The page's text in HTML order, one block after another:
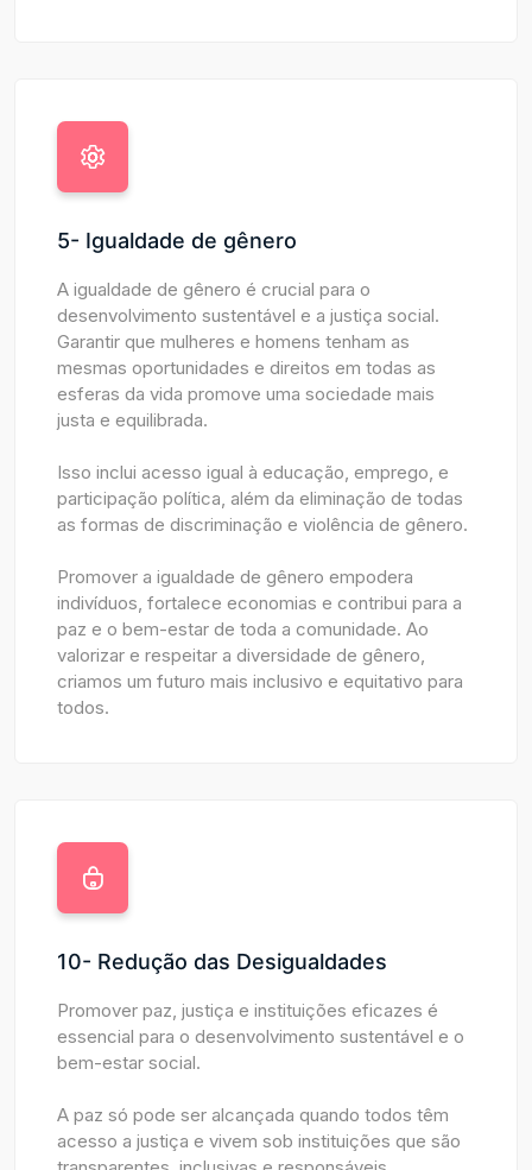
5- Igualdade de gênero
A igualdade de gênero é crucial para o
desenvolvimento sustentável e a justiça social.
Garantir que mulheres e homens tenham as
mesmas oportunidades e direitos em todas as
esferas da vida promove uma sociedade mais
justa e equilibrada.
Isso inclui acesso igual à educação, emprego, e
participação política, além da eliminação de todas
as formas de discriminação e violência de gênero.
Promover a igualdade de gênero empodera
indivíduos, fortalece economias e contribui para a
paz e o bem-estar de toda a comunidade. Ao
valorizar e respeitar a diversidade de gênero,
criamos um futuro mais inclusivo e equitativo para
todos.
10- Redução das Desigualdades
Promover paz, justiça e instituições eficazes é
essencial para o desenvolvimento sustentável e o
bem-estar social.
A paz só pode ser alcançada quando todos têm
acesso a justiça e vivem sob instituições que são